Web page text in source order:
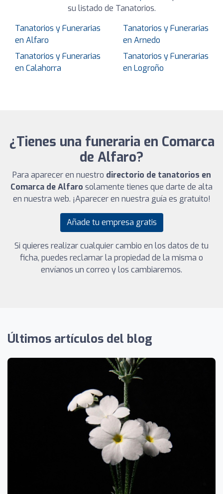
su listado de Tanatorios.
Tanatorios y Funerarias
en Alfaro
Tanatorios y Funerarias
en Arnedo
Tanatorios y Funerarias
en Calahorra
Tanatorios y Funerarias
en Logroño
¿Tienes una funeraria en Comarca
de Alfaro?
Para aparecer en nuestro directorio de tanatorios en
Comarca de Alfaro solamente tienes que darte de alta
en nuestra web. ¡Aparecer en nuestra guía es gratuito!
Añade tu empresa gratis
Si quieres realizar cualquier cambio en los datos de tu
ficha, puedes reclamar la propiedad de la misma o
envíanos un correo y los cambiaremos.
Últimos artículos del blog